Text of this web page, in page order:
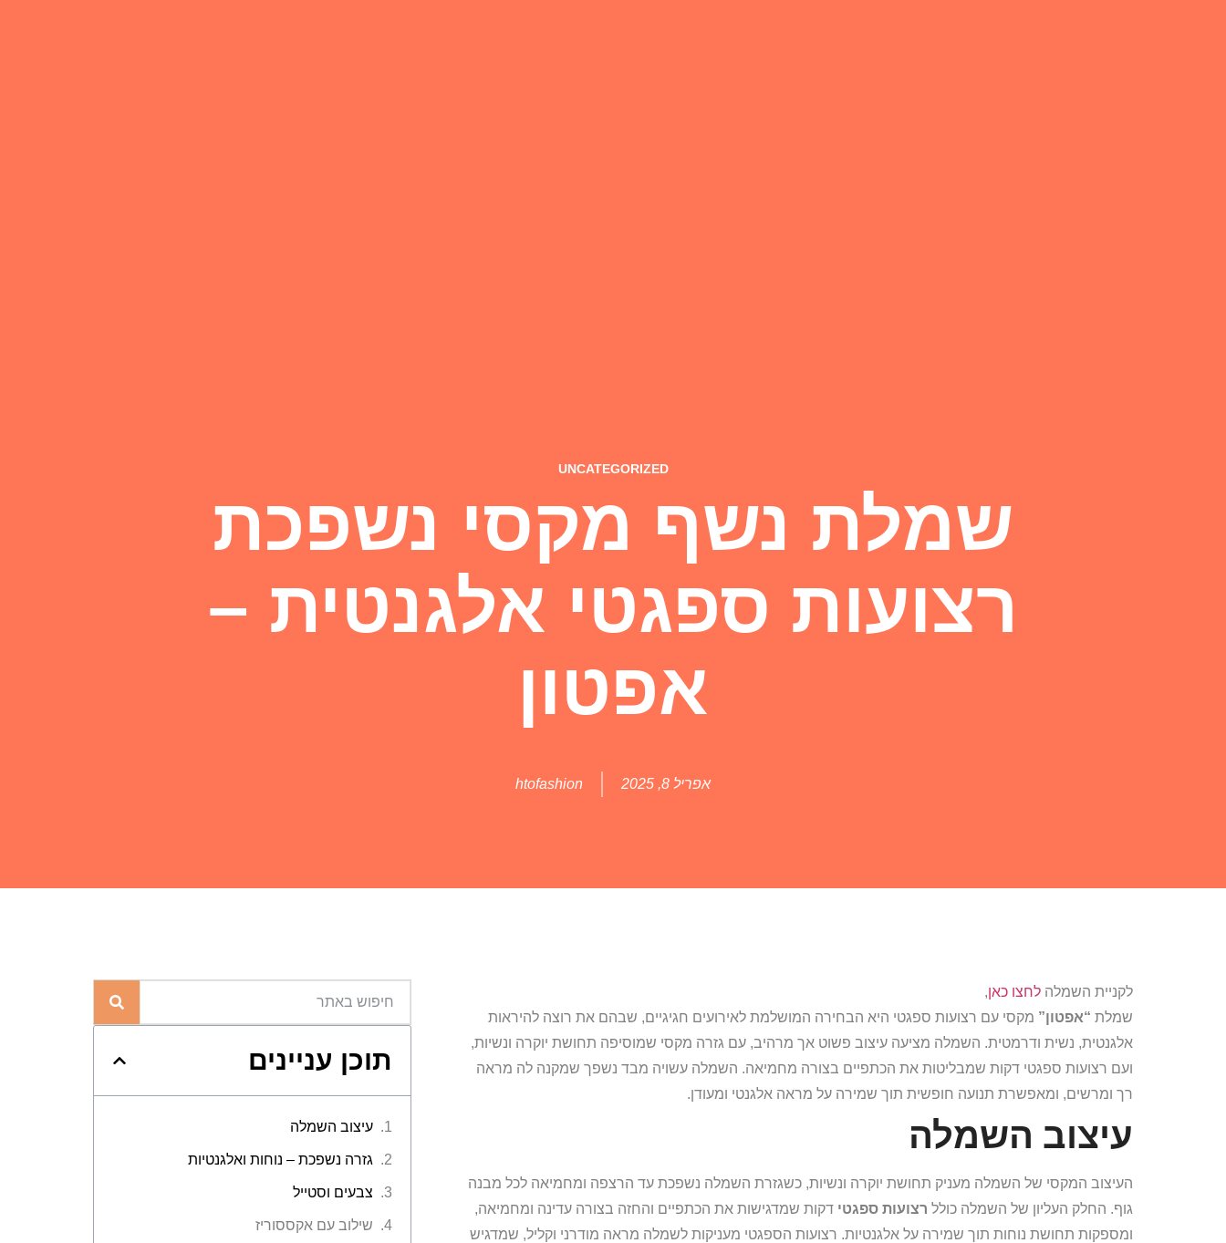
UNCATEGORIZED
שמלת נשף מקסי נשפכת
רצועות ספגטי אלגנטית –
אפטון
אפריל 8, 2025 htofashion
לקניית השמלה לחצו כאן,
שמלת “אפטון” מקסי עם רצועות ספגטי היא הבחירה המושלמת לאירועים חגיגיים, שבהם את רוצה להיראות
אלגנטית, נשית ודרמטית. השמלה מציעה עיצוב פשוט אך מרהיב, עם גזרה מקסי שמוסיפה תחושת יוקרה ונשיות,
ועם רצועות ספגטי דקות שמבליטות את הכתפיים בצורה מחמיאה. השמלה עשויה מבד נשפך שמקנה לה מראה
רך ומרשים, ומאפשרת תנועה חופשית תוך שמירה על מראה אלגנטי ומעודן.
עיצוב השמלה
העיצוב המקסי של השמלה מעניק תחושת יוקרה ונשיות, כשגזרת השמלה נשפכת עד הרצפה ומחמיאה לכל מבנה
גוף. החלק העליון של השמלה כולל רצועות ספגטי דקות שמדגישות את הכתפיים והחזה בצורה עדינה ומחמיאה,
ומספקות תחושת נוחות תוך שמירה על אלגנטיות. רצועות הספגטי מעניקות לשמלה מראה מודרני וקליל, שמדגיש
תוכן עניינים
עיצוב השמלה
גזרה נשפכת – נוחות ואלגנטיות
צבעים וסטייל
שילוב עם אקססוריז